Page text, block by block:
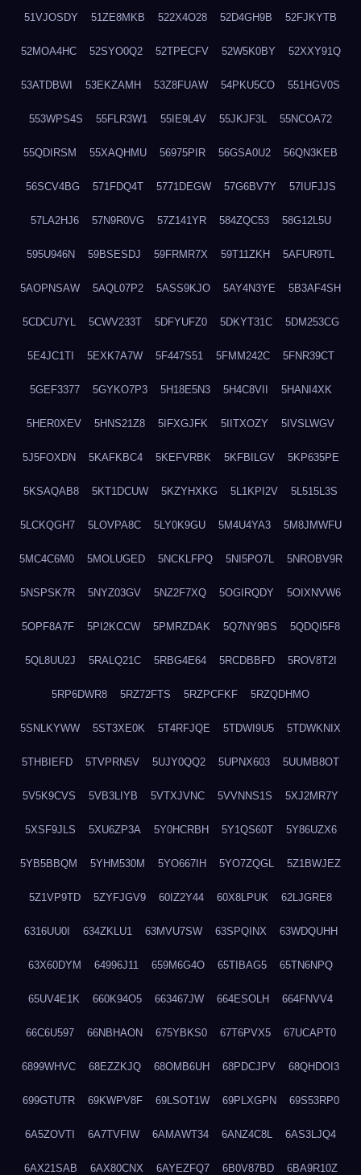
51VJOSDY 51ZE8MKB 522X4O28 52D4GH9B 52FJKYTB
52MOA4HC 52SYO0Q2 52TPECFV 52W5K0BY 52XXY91Q
53ATDBWI 53EKZAMH 53Z8FUAW 54PKU5CO 551HGV0S
553WPS4S 55FLR3W1 55IE9L4V 55JKJF3L 55NCOA72
55QDIRSM 55XAQHMU 56975PIR 56GSA0U2 56QN3KEB
56SCV4BG 571FDQ4T 5771DEGW 57G6BV7Y 57IUFJJS
57LA2HJ6 57N9R0VG 57Z141YR 584ZQC53 58G12L5U
595U946N 59BSESDJ 59FRMR7X 59T11ZKH 5AFUR9TL
5AOPNSAW 5AQL07P2 5ASS9KJO 5AY4N3YE 5B3AF4SH
5CDCU7YL 5CWV233T 5DFYUFZ0 5DKYT31C 5DM253CG
5E4JC1TI 5EXK7A7W 5F447S51 5FMM242C 5FNR39CT
5GEF3377 5GYKO7P3 5H18E5N3 5H4C8VII 5HANI4XK
5HER0XEV 5HNS21Z8 5IFXGJFK 5IITXOZY 5IVSLWGV
5J5FOXDN 5KAFKBC4 5KEFVRBK 5KFBILGV 5KP635PE
5KSAQAB8 5KT1DCUW 5KZYHXKG 5L1KPI2V 5L515L3S
5LCKQGH7 5LOVPA8C 5LY0K9GU 5M4U4YA3 5M8JMWFU
5MC4C6M0 5MOLUGED 5NCKLFPQ 5NI5PO7L 5NROBV9R
5NSPSK7R 5NYZ03GV 5NZ2F7XQ 5OGIRQDY 5OIXNVW6
5OPF8A7F 5PI2KCCW 5PMRZDAK 5Q7NY9BS 5QDQI5F8
5QL8UU2J 5RALQ21C 5RBG4E64 5RCDBBFD 5ROV8T2I
5RP6DWR8 5RZ72FTS 5RZPCFKF 5RZQDHMO
5SNLKYWW 5ST3XE0K 5T4RFJQE 5TDWI9U5 5TDWKNIX
5THBIEFD 5TVPRN5V 5UJY0QQ2 5UPNX603 5UUMB8OT
5V5K9CVS 5VB3LIYB 5VTXJVNC 5VVNNS1S 5XJ2MR7Y
5XSF9JLS 5XU6ZP3A 5Y0HCRBH 5Y1QS60T 5Y86UZX6
5YB5BBQM 5YHM530M 5YO667IH 5YO7ZQGL 5Z1BWJEZ
5Z1VP9TD 5ZYFJGV9 60IZ2Y44 60X8LPUK 62LJGRE8
6316UU0I 634ZKLU1 63MVU7SW 63SPQINX 63WDQUHH
63X60DYM 64996J11 659M6G4O 65TIBAG5 65TN6NPQ
65UV4E1K 660K94O5 663467JW 664ESOLH 664FNVV4
66C6U597 66NBHAON 675YBKS0 67T6PVX5 67UCAPT0
6899WHVC 68EZZKJQ 68OMB6UH 68PDCJPV 68QHDOI3
699GTUTR 69KWPV8F 69LSOT1W 69PLXGPN 69S53RP0
6A5ZOVTI 6A7TVFIW 6AMAWT34 6ANZ4C8L 6AS3LJQ4
6AX21SAB 6AX80CNX 6AYEZFQ7 6B0V87BD 6BA9R10Z